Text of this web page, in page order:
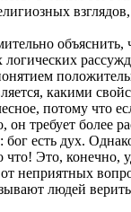
какими
потому что
требует
есть дух.
Это, конечно,
неприятных
людей